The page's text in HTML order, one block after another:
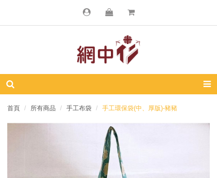
首頁 所有商品 手工布袋 手工環保袋(中、厚版)-豬豬